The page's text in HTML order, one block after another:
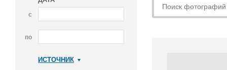
с
по
ИСТОЧНИК